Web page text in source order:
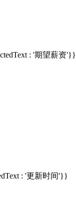
: '期望薪资'}}
: '更新时间'}}